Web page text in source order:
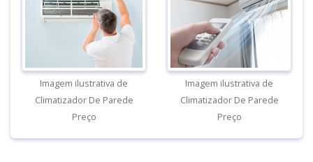
Imagem ilustrativa de
Climatizador De Parede
Preço
Imagem ilustrativa de
Climatizador De Parede
Preço